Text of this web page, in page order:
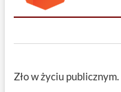
Zło w życiu